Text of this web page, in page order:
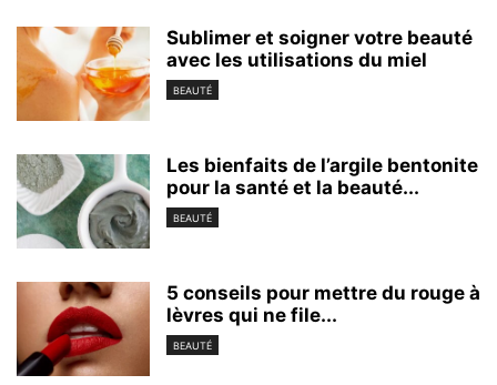
Sublimer et soigner votre beauté
avec les utilisations du miel
BEAUTÉ
Les bienfaits de l’argile bentonite
pour la santé et la beauté...
BEAUTÉ
5 conseils pour mettre du rouge à
lèvres qui ne file...
BEAUTÉ